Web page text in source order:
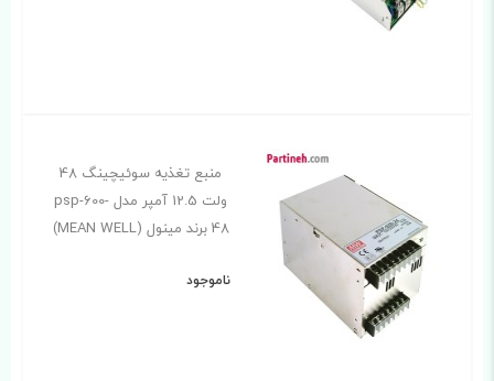
منبع تغذیه سوئیچینگ 48
ولت 12.5 آمپر مدل psp-600-
48 برند مینول (MEAN WELL)
ناموجود